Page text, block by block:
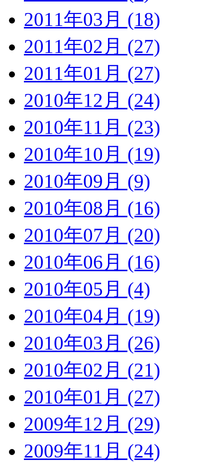
2011年03月 (18)
2011年02月 (27)
2011年01月 (27)
2010年12月 (24)
2010年11月 (23)
2010年10月 (19)
2010年09月 (9)
2010年08月 (16)
2010年07月 (20)
2010年06月 (16)
2010年05月 (4)
2010年04月 (19)
2010年03月 (26)
2010年02月 (21)
2010年01月 (27)
2009年12月 (29)
2009年11月 (24)